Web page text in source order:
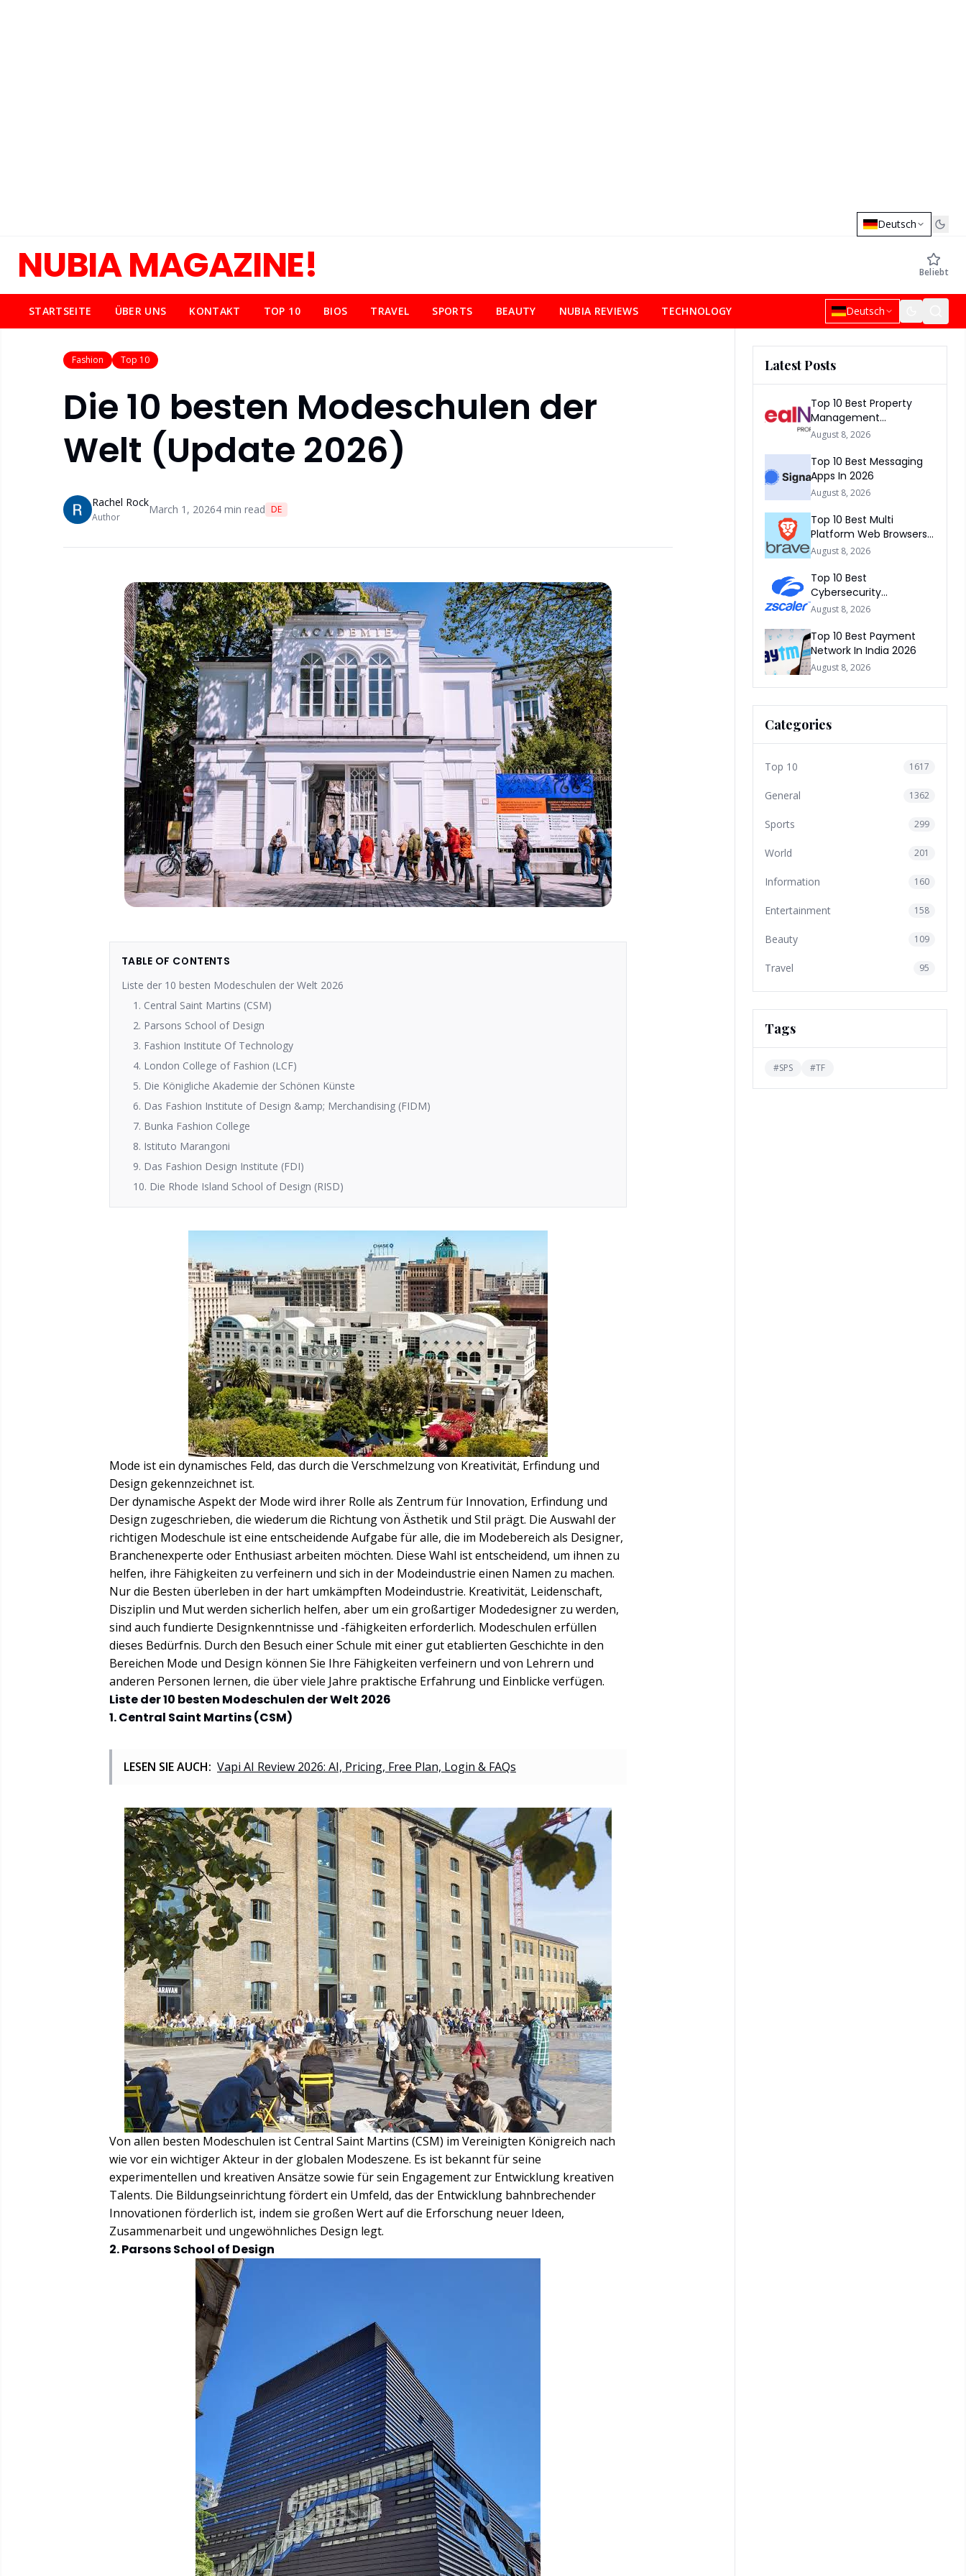
Deutsch
NUBIA MAGAZINE! Beliebt
STARTSEITE ÜBER UNS KONTAKT TOP 10 BIOS TRAVEL SPORTS BEAUTY NUBIA REVIEWS TECHNOLOGY Deutsch
Fashion Top 10
Die 10 besten Modeschulen der
Welt (Update 2026)
Rachel Rock
Author
March 1, 20264 min read DE
TABLE OF CONTENTS
Liste der 10 besten Modeschulen der Welt 2026
1. Central Saint Martins (CSM)
2. Parsons School of Design
3. Fashion Institute Of Technology
4. London College of Fashion (LCF)
5. Die Königliche Akademie der Schönen Künste
6. Das Fashion Institute of Design &amp; Merchandising (FIDM)
7. Bunka Fashion College
8. Istituto Marangoni
9. Das Fashion Design Institute (FDI)
10. Die Rhode Island School of Design (RISD)
Mode ist ein dynamisches Feld, das durch die Verschmelzung von Kreativität, Erfindung und
Design gekennzeichnet ist.
Der dynamische Aspekt der Mode wird ihrer Rolle als Zentrum für Innovation, Erfindung und
Design zugeschrieben, die wiederum die Richtung von Ästhetik und Stil prägt. Die Auswahl der
richtigen Modeschule ist eine entscheidende Aufgabe für alle, die im Modebereich als Designer,
Branchenexperte oder Enthusiast arbeiten möchten. Diese Wahl ist entscheidend, um ihnen zu
helfen, ihre Fähigkeiten zu verfeinern und sich in der Modeindustrie einen Namen zu machen.
Nur die Besten überleben in der hart umkämpften Modeindustrie. Kreativität, Leidenschaft,
Disziplin und Mut werden sicherlich helfen, aber um ein großartiger Modedesigner zu werden,
sind auch fundierte Designkenntnisse und -fähigkeiten erforderlich. Modeschulen erfüllen
dieses Bedürfnis. Durch den Besuch einer Schule mit einer gut etablierten Geschichte in den
Bereichen Mode und Design können Sie Ihre Fähigkeiten verfeinern und von Lehrern und
anderen Personen lernen, die über viele Jahre praktische Erfahrung und Einblicke verfügen.
Liste der 10 besten Modeschulen der Welt 2026
1. Central Saint Martins (CSM)
LESEN SIE AUCH: Vapi AI Review 2026: AI, Pricing, Free Plan, Login & FAQs
Von allen besten Modeschulen ist Central Saint Martins (CSM) im Vereinigten Königreich nach
wie vor ein wichtiger Akteur in der globalen Modeszene. Es ist bekannt für seine
experimentellen und kreativen Ansätze sowie für sein Engagement zur Entwicklung kreativen
Talents. Die Bildungseinrichtung fördert ein Umfeld, das der Entwicklung bahnbrechender
Innovationen förderlich ist, indem sie großen Wert auf die Erforschung neuer Ideen,
Zusammenarbeit und ungewöhnliches Design legt.
2. Parsons School of Design
Latest Posts
Top 10 Best Property
Management
Companies In South
August 8, 2026
Top 10 Best Messaging
Apps In 2026
August 8, 2026
Top 10 Best Multi
Platform Web Browsers
In The world 2026
August 8, 2026
Top 10 Best
Cybersecurity
Companies In America
August 8, 2026
Top 10 Best Payment
Network In India 2026
August 8, 2026
Categories
Top 10 1617
General 1362
Sports 299
World 201
Information 160
Entertainment 158
Beauty 109
Travel 95
Tags
#SPS #TF